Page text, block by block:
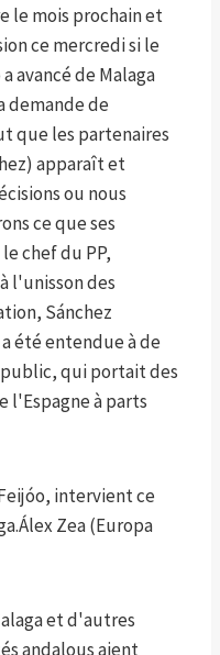
le mois prochain et
ce mercredi si le
avancé de Malaga
demande de
que les partenaires
apparaît et
ou nous
ce que ses
chef du PP,
l'unisson des
Sánchez
été entendue à de
qui portait des
l'Espagne à parts
intervient ce
Álex Zea (Europa
et d'autres
andalous aient